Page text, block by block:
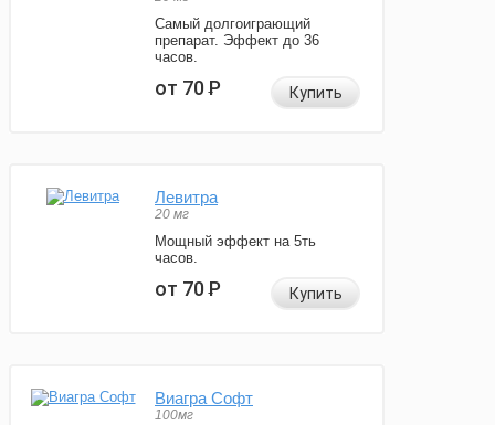
Самый долгоиграющий
препарат. Эффект до 36
часов.
от 70Р Купить
Левитра
20 мг
Мощный эффект на 5ть
часов.
от 70Р Купить
Виагра Софт
100мг